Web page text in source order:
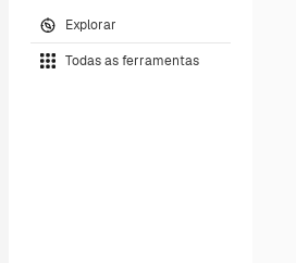
Explorar
Todas as ferramentas